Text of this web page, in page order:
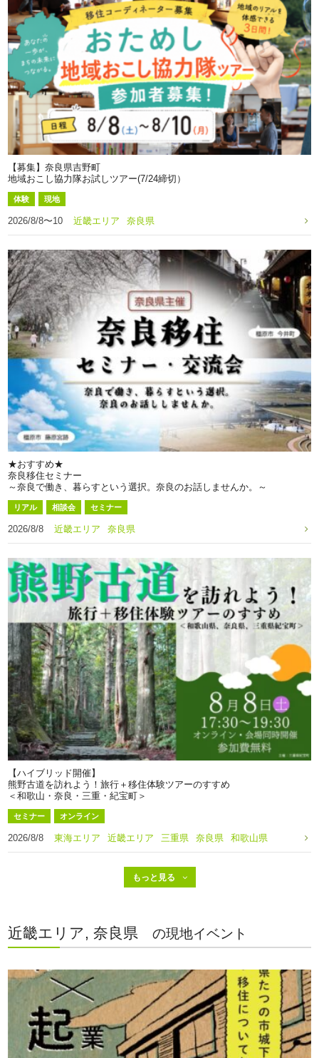
【募集】奈良県吉野町
地域おこし協力隊お試しツアー(7/24締切）
体験 現地
2026/8/8〜10 近畿エリア 奈良県
★おすすめ★
奈良移住セミナー
～奈良で働き、暮らすという選択。奈良のお話しませんか。～
リアル 相談会 セミナー
2026/8/8 近畿エリア 奈良県
【ハイブリッド開催】
熊野古道を訪れよう！旅行＋移住体験ツアーのすすめ
＜和歌山・奈良・三重・紀宝町＞
セミナー オンライン
2026/8/8 東海エリア 近畿エリア 三重県 奈良県 和歌山県
近畿エリア, 奈良県 の現地イベント